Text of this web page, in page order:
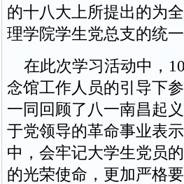
的十八大上所提出的为
理学院学生党总支的统
在此次学习活动中，
念馆工作人员的引导下
一同回顾了八一南昌起
于党领导的革命事业表
中，会牢记大学生党员
的光荣使命，更加严格